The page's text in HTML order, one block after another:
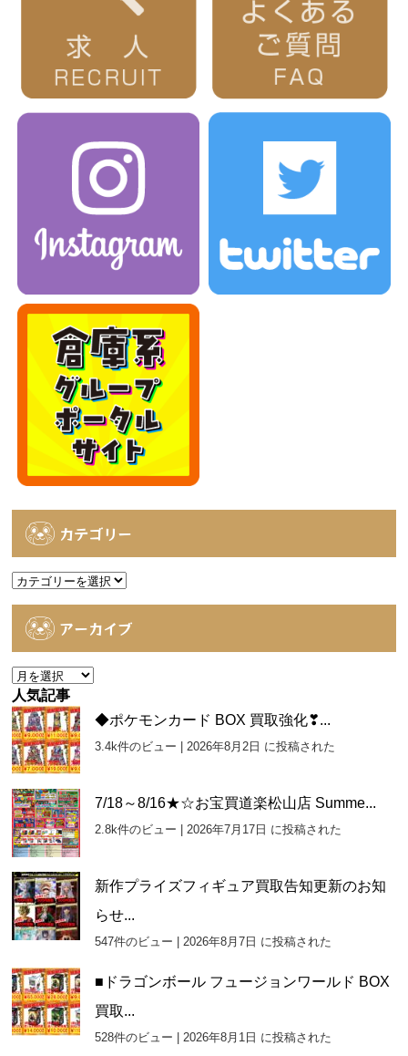
カテゴリー
カ
アーカイブ
ア
ー
カ
イ
ブ
人気記事
◆ポケモンカード BOX 買取強化❣...
3.4k件のビュー 2026年8月2日 に投稿された
7/18～8/16★☆お宝買道楽松山店 Summe...
2.8k件のビュー 2026年7月17日 に投稿された
新作プライズフィギュア買取告知更新のお知
らせ...
547件のビュー 2026年8月7日 に投稿された
■ドラゴンボール フュージョンワールド BOX
買取...
528件のビュー 2026年8月1日 に投稿された